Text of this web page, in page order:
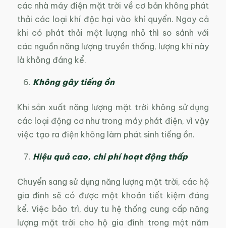
các nhà máy điện mặt trời về cơ bản không phát
thải các loại khí độc hại vào khí quyển. Ngay cả
khi có phát thải một lượng nhỏ thì so sánh với
các nguồn năng lượng truyền thống, lượng khí này
là không đáng kể.
Không gây tiếng ồn
Khi sản xuất năng lượng mặt trời không sử dụng
các loại động cơ như trong máy phát điện, vì vậy
việc tạo ra điện không làm phát sinh tiếng ồn.
Hiệu quả cao, chi phí hoạt động thấp
Chuyển sang sử dụng năng lượng mặt trời, các hộ
gia đình sẽ có được một khoản tiết kiệm đáng
kể. Việc bảo trì, duy tu hệ thống cung cấp năng
lượng mặt trời cho hộ gia đình trong một năm